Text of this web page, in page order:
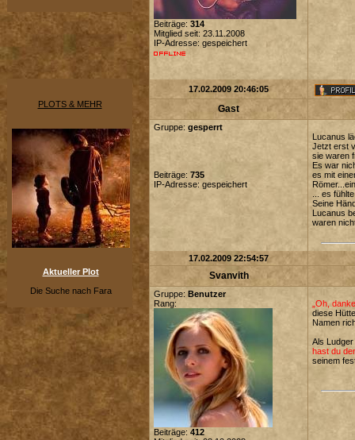
PLOTS & MEHR
Aktueller Plot
Die Suche nach Fara
Beiträge: 314
Mitglied seit: 23.11.2008
IP-Adresse: gespeichert
17.02.2009 20:46:05
Gast
Gruppe: gesperrt
Beiträge: 735
IP-Adresse: gespeichert
Lucanus
Jetzt erst
sie waren
Es war
es mit
... es
Seine
Lucanus
waren
17.02.2009 22:54:57
Svanvith
Gruppe: Benutzer
Rang:
Beiträge: 412
„Oh,
diese
Namen
Als
hast du
seinem